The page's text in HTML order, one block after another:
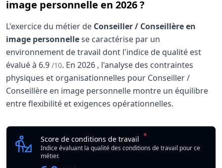
image personnelle en 2026 ?
L'exercice du métier de Conseiller / Conseillère en
image personnellese caractérise par un
environnement de travail dont l'indice de qualité est
évalué à 6.9 /10. En 2026 , l'analyse des contraintes
physiques et organisationnelles pour Conseiller /
Conseillère en image personnelle montre un équilibre
entre flexibilité et exigences opérationnelles.
Analyse des conditions de travail : Conseiller /
Indicateur
Qualité globale de l'environnement Conseiller /
Score de conditions de travail *
Indice évaluant la qualité des conditions de travail pour ce
métier.